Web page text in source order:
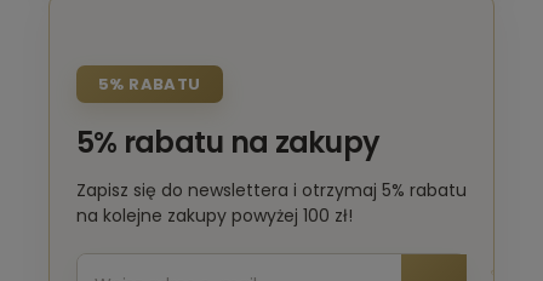
5% RABATU
5% rabatu na zakupy
Zapisz się do newslettera i otrzymaj 5% rabatu
na kolejne zakupy powyżej 100 zł!